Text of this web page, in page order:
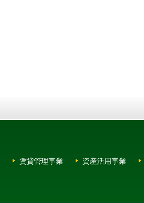
賃貸管理事業 資産活用事業